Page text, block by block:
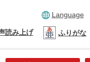
Language
読み上げ ふりがな